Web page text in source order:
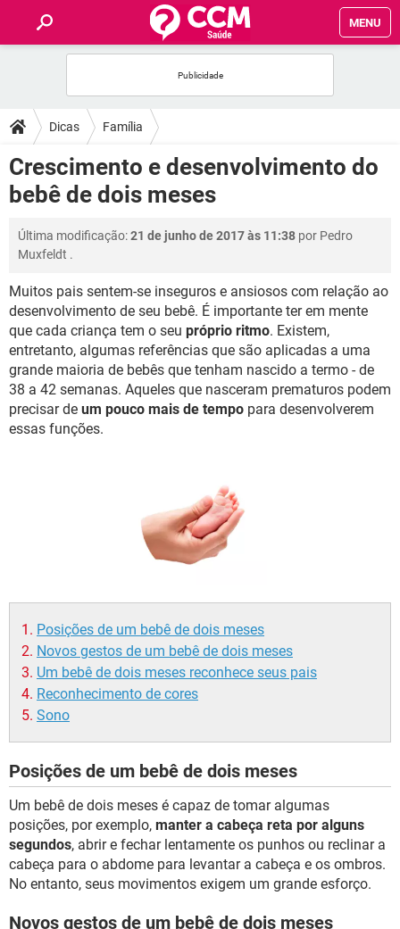
MENU
FÓRUM
SAÚDE
FAMÍLIA
NUTRIÇÃO
BEM-ESTAR
SEXUALIDADE
GLOSSÁRIO
Dicas Família
Crescimento e desenvolvimento do
bebê de dois meses
Última modificação:21 de junho de 2017 às 11:38 por Pedro
Muxfeldt .
Muitos pais sentem-se inseguros e ansiosos com relação ao
desenvolvimento de seu bebê. É importante ter em mente
que cada criança tem o seu próprio ritmo. Existem,
entretanto, algumas referências que são aplicadas a uma
grande maioria de bebês que tenham nascido a termo - de
38 a 42 semanas. Aqueles que nasceram prematuros podem
precisar de um pouco mais de tempo para desenvolverem
essas funções.
Posições de um bebê de dois meses
Novos gestos de um bebê de dois meses
Um bebê de dois meses reconhece seus pais
Reconhecimento de cores
Sono
Posições de um bebê de dois meses
Um bebê de dois meses é capaz de tomar algumas
posições, por exemplo, manter a cabeça reta por alguns
segundos, abrir e fechar lentamente os punhos ou reclinar a
cabeça para o abdome para levantar a cabeça e os ombros.
No entanto, seus movimentos exigem um grande esforço.
Novos gestos de um bebê de dois meses